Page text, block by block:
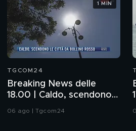
TGCOM24
Breaking News delle
18.00 | Caldo, scendono
le città da bollino rosso
06 ago | Tgcom24
1 MIN